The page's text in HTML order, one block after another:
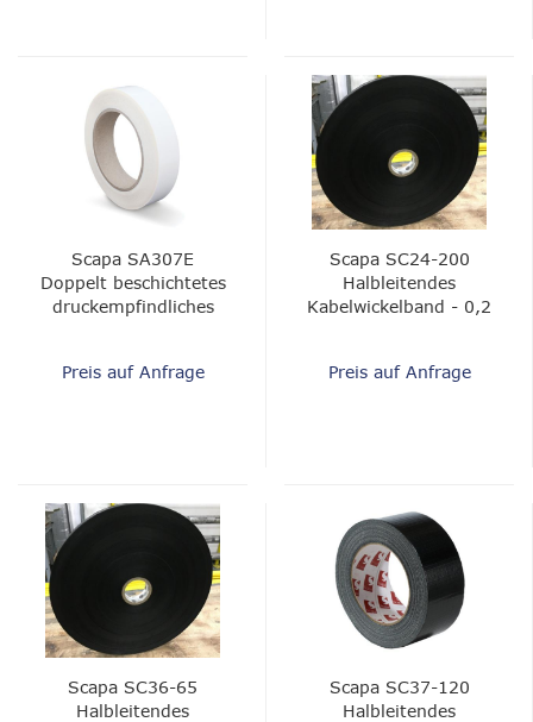
Scapa SA307E
Doppelt beschichtetes
druckempfindliches
mittelfestes
Preis auf Anfrage
Scapa SC24-200
Halbleitendes
Kabelwickelband - 0,2
Preis auf Anfrage
Scapa SC36-65
Halbleitendes
Scapa SC37-120
Halbleitendes